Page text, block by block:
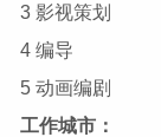
3 影视策划
4 编导
5 动画编剧
工作城市：